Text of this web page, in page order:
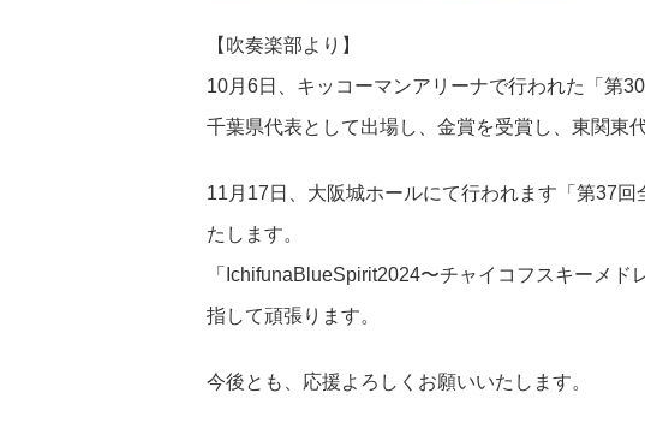
【吹奏楽部より】
10月6日、キッコーマンアリーナで行われた「第
千葉県代表として出場し、金賞を受賞し、東関東
11月17日、大阪城ホールにて行われます「第37
たします。
「IchifunaBlueSpirit2024〜チャイコフスキーメド
指して頑張ります。
今後とも、応援よろしくお願いいたします。